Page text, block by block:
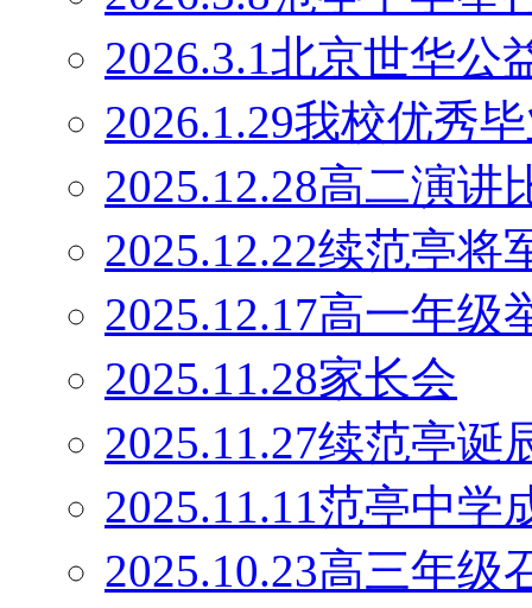
2026.3.1北京世华公
2026.1.29我校优秀
2025.12.28高二演讲
2025.12.22续范亭将
2025.12.17高一年级
2025.11.28家长会
2025.11.27续范亭诞
2025.11.11范亭中
2025.10.23高三年